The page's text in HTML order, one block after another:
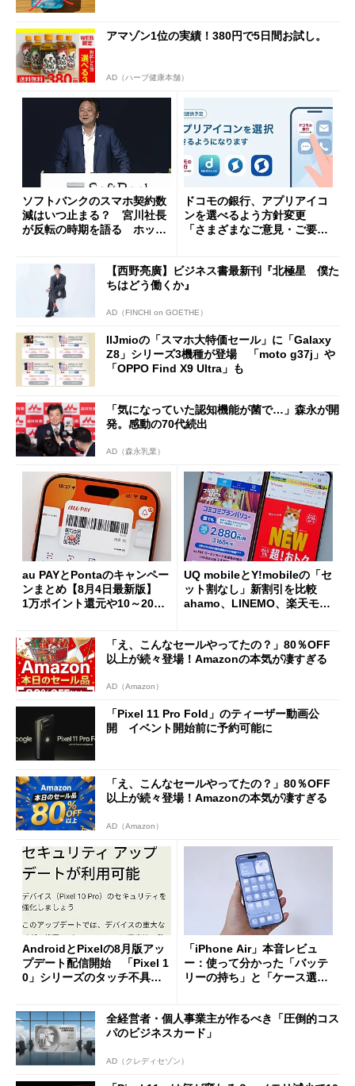
アマゾン1位の実績！380円で5日間お試し。
AD（ハーブ健康本舗）
ソフトバンクのスマホ契約数
減はいつ止まる？ 宮川社長
が反転の時期を語る ホッピ
ドコモの銀行、アプリアイコ
ンを選べるよう方針変更
「さまざまなご意見・ご要望
【西野亮廣】ビジネス書最新刊『北極星 僕た
ちはどう働くか』
AD（FINCHI on GOETHE）
IIJmioの「スマホ大特価セール」に「Galaxy
Z8」シリーズ3機種が登場 「moto g37j」や
「OPPO Find X9 Ultra」も
「気になっていた認知機能が菌で…」森永が開
発。感動の70代続出
AD（森永乳業）
au PAYとPontaのキャンペー
ンまとめ【8月4日最新版】
1万ポイント還元や10～20％
UQ mobileとY!mobileの「セ
ット割なし」新割引を比較
ahamo、LINEMO、楽天モバ
「え、こんなセールやってたの？」80％OFF
以上が続々登場！Amazonの本気が凄すぎる
AD（Amazon）
「Pixel 11 Pro Fold」のティーザー動画公
開 イベント開始前に予約可能に
「え、こんなセールやってたの？」80％OFF
以上が続々登場！Amazonの本気が凄すぎる
AD（Amazon）
AndroidとPixelの8月版アッ
プデート配信開始 「Pixel 1
0」シリーズのタッチ不具合
「iPhone Air」本音レビュ
ー：使って分かった「バッテ
リーの持ち」と「ケース選
全経営者・個人事業主が作るべき「圧倒的コス
パのビジネスカード」
AD（クレディセゾン）